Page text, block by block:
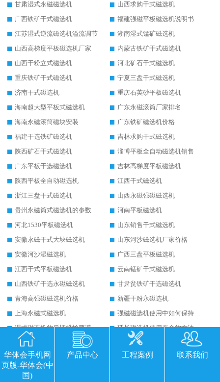
甘肃湿式永磁磁选机
山西求购干式磁选机
广西铁矿干式磁选机
福建强磁平板磁选机说明书
江苏湿式逆流磁选机溢流调节
湖南湿式锰矿磁选机
山西高梯度平板磁选机厂家
内蒙古铁矿干式磁选机
山西干粉立式磁选机
河北矿石干式磁选机
重庆铁矿干式磁选机
宁夏三盘干式磁选机
济南干式磁选机
重庆石英砂平板磁选机
海南超大型平板式磁选机
广东永磁滚筒厂家排名
海南永磁滚筒磁块安装
广东铁矿磁选机价格
福建干选铁矿磁选机
吉林求购干式磁选机
陕西矿石干式磁选机
淄博平板全自动磁选机销售
广东平板干选磁选机
吉林高梯度平板磁选机
陕西平板全自动磁选机
江西干式磁选机
浙江三盘干式磁选机
山西永磁强磁磁选机
贵州永磁筒式磁选机的参数
河南平板磁选机
河北1530平板磁选机
山东销售干式磁选机
安徽永磁干式大块磁选机
山东河沙磁选机厂家价格
安徽河沙湿磁选机
广西三盘平板磁选机
江西干式平板磁选机
云南锰矿干式磁选机
山西铁矿干选永磁磁选机
甘肃贫铁矿干选磁选机
青海高强磁磁选机价格
新疆干粉永磁选机
上海永磁式磁选机
强磁磁选机使用中如何保持其顺畅运行
湿式磁选机的后期维护要避开哪些坑
延长磁选机使用寿命的方法
干式磁选机的技术标准有哪些
山西永磁筒式磁选机华体会手机网页版-华体会(中国)
平板磁选机运行视频
山东辊式磁选机原理
永磁高梯度平板磁选机
华体会手机网
页版-华体会(中
国)
产品中心 工程案例 联系我们